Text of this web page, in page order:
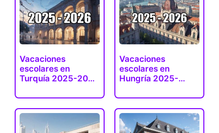
Vacaciones
escolares en
Turquía 2025-2026
Vacaciones
escolares en
Hungría 2025-
exactas)